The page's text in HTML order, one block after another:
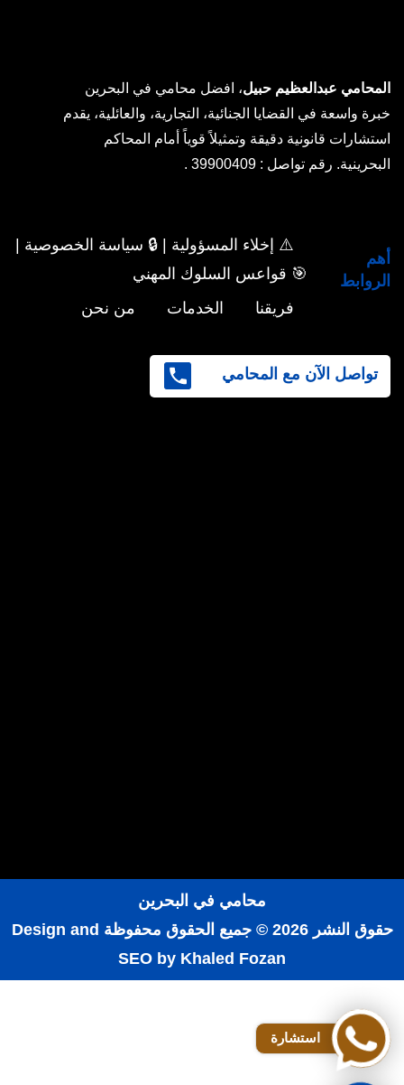
المحامي عبدالعظيم حبيل، افضل محامي في البحرين
خبرة واسعة في القضايا الجنائية، التجارية، والعائلية، يقدم
استشارات قانونية دقيقة وتمثيلاً قوياً أمام المحاكم
البحرينية. رقم تواصل : 39900409 .
أهم
الروابط
⚠️ إخلاء المسؤولية | 🔒 سياسة الخصوصية |
🎯 قواعس السلوك المهني
فريقنا
الخدمات من نحن
تواصل الآن مع المحامي
محامي في البحرين
حقوق النشر 2026 © جميع الحقوق محفوظة
Design and
SEO by Khaled Fozan
استشارة
افضل مكاتب المحاماة في الرياض
محامي شركات في الرياض
المحامي محمد الزعابي